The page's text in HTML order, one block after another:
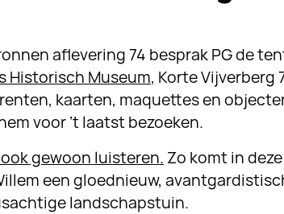
aflevering 74 besprak PG de
Historisch Museum, Korte Vijverberg
kaarten, maquettes en
voor ’t laatst bezoeken.
gewoon luisteren. Zo komt in
een gloednieuw,
landschapstuin.